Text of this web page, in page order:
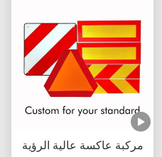
مركبة عاكسة عالية الرؤية